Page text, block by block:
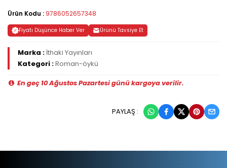
Ürün Kodu : 9786052657348
Fiyatı Düşünce Haber Ver Ürünü Tavsiye Et
Marka : İthaki Yayınları
Kategori :Roman-öykü
En geç 10 Ağustos Pazartesi günü kargoya verilir.
PAYLAŞ :